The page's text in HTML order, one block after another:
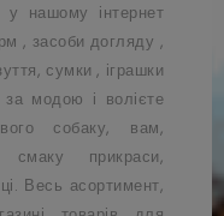
у нашому інтернет
, засоби догляду ,
сумки , іграшки
модою і волієте
собаку, вам,
смаку прикраси,
Весь асортимент,